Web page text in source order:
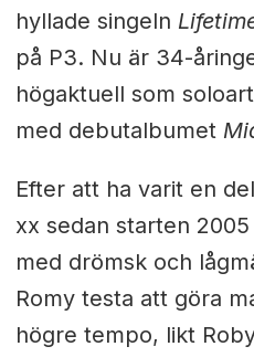
hyllade singeln
på P3. Nu är 34-
högaktuell som
med debutalbumet
Efter att ha varit en
xx sedan starten
med drömsk och
Romy testa att göra
högre tempo, likt